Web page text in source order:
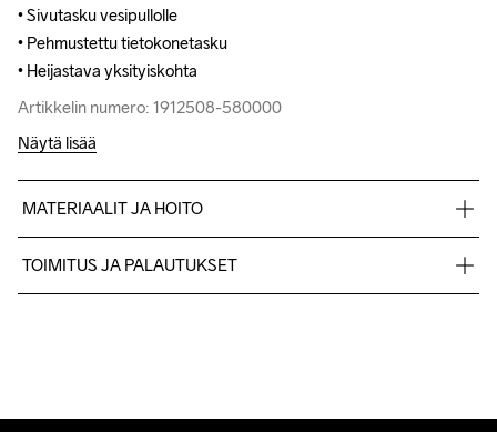
• Sivutasku vesipullolle
• Pehmustettu tietokonetasku
• Heijastava yksityiskohta
Artikkelin numero: 1912508-580000
• Sivutasku vesipullolle
• Pehmustettu tietokonetasku
• Heijastava yksityiskohta
Artikkelin numero: 1912508-580000
Näytä lisää
MATERIAALIT JA HOITO
Materiaali 2: 100% polyesteri
TOIMITUS JA PALAUTUKSET
kysymyksiisi.